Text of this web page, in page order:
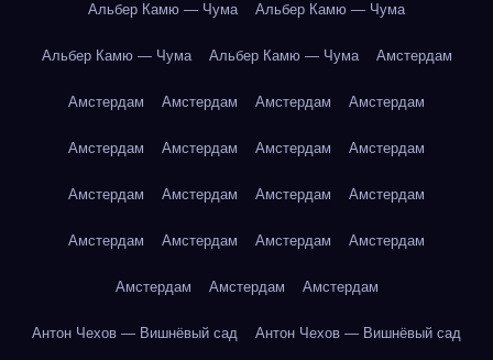
Альбер Камю — Чума Альбер Камю — Чума
Альбер Камю — Чума Альбер Камю — Чума Амстердам
Амстердам Амстердам Амстердам Амстердам
Амстердам Амстердам Амстердам Амстердам
Амстердам Амстердам Амстердам Амстердам
Амстердам Амстердам Амстердам Амстердам
Амстердам Амстердам Амстердам
Антон Чехов — Вишнёвый сад Антон Чехов — Вишнёвый сад